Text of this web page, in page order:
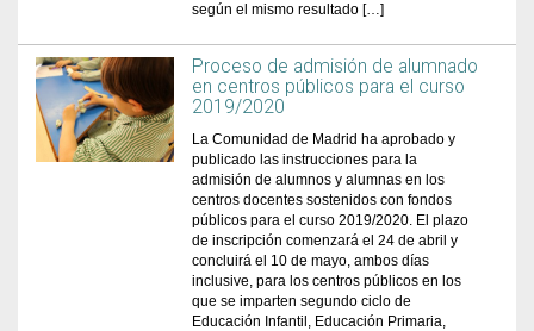
según el mismo resultado […]
Proceso de admisión de alumnado
en centros públicos para el curso
2019/2020
La Comunidad de Madrid ha aprobado y
publicado las instrucciones para la
admisión de alumnos y alumnas en los
centros docentes sostenidos con fondos
públicos para el curso 2019/2020. El plazo
de inscripción comenzará el 24 de abril y
concluirá el 10 de mayo, ambos días
inclusive, para los centros públicos en los
que se imparten segundo ciclo de
Educación Infantil, Educación Primaria,